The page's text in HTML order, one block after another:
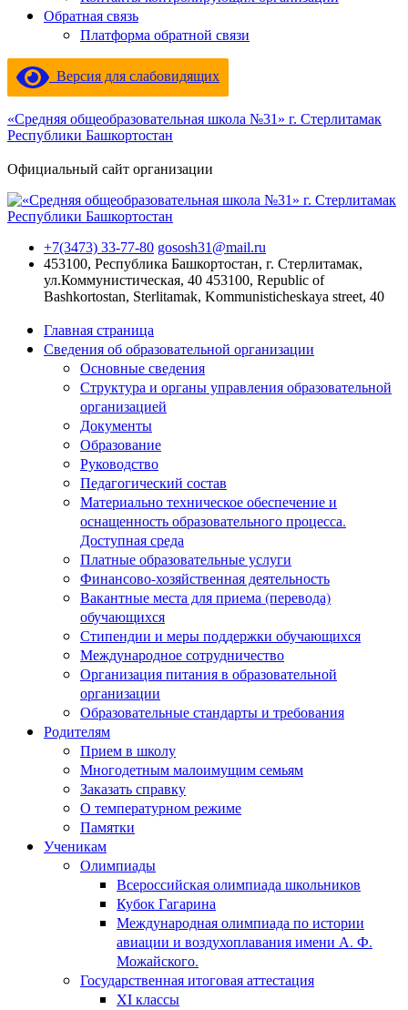
Обратная связь
Платформа обратной связи
Версия для слабовидящих
«Средняя общеобразовательная школа №31» г. Стерлитамак
Республики Башкортостан
Официальный сайт организации
+7(3473) 33-77-80 gososh31@mail.ru
453100, Республика Башкортостан, г. Стерлитамак,
ул.Коммунистическая, 40 453100, Republic of
Bashkortostan, Sterlitamak, Kommunisticheskaya street, 40
Главная страница
Сведения об образовательной организации
Основные сведения
Структура и органы управления образовательной
организацией
Документы
Образование
Руководство
Педагогический состав
Материально техническое обеспечение и
оснащенность образовательного процесса.
Доступная среда
Платные образовательные услуги
Финансово-хозяйственная деятельность
Вакантные места для приема (перевода)
обучающихся
Стипендии и меры поддержки обучающихся
Международное сотрудничество
Организация питания в образовательной
организации
Образовательные стандарты и требования
Родителям
Прием в школу
Многодетным малоимущим семьям
Заказать справку
О температурном режиме
Памятки
Ученикам
Олимпиады
Всероссийская олимпиада школьников
Кубок Гагарина
Международная олимпиада по истории
авиации и воздухоплавания имени А. Ф.
Можайского.
Государственная итоговая аттестация
XI классы